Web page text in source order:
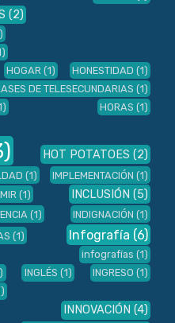
(2)
HOGAR (1) HONESTIDAD (1)
DE TELESECUNDARIAS (1)
HORAS (1)
HOT POTATOES (2)
(1) IMPLEMENTACIÓN (1)
(1) INCLUSIÓN (5)
(1) INDIGNACIÓN (1)
(1) Infografía (6)
infografías (1)
INGLÉS (1) INGRESO (1)
INNOVACIÓN (4)